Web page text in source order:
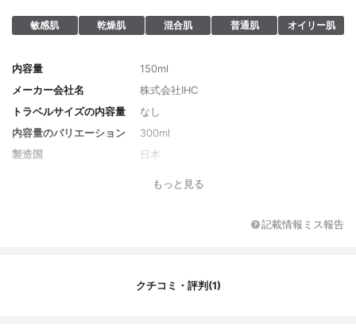
敏感肌 乾燥肌 混合肌 普通肌 オイリー肌
内容量
150ml
メーカー会社名
株式会社IHC
トラベルサイズの内容量
なし
内容量のバリエーション
300ml
製造国
日本
華やかで心地よいフローラル調の香り
キス、ハイビスカス花エキス、ユズ果実エ
もっと見る
記載情報ミス報告
クチコミ・評判(1)